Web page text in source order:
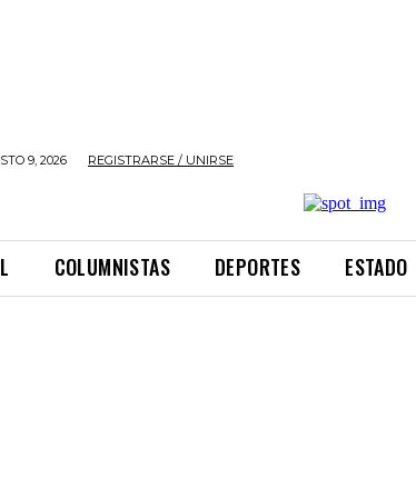
9, 2026 REGISTRARSE / UNIRSE
COLUMNISTAS DEPORTES ESTADO